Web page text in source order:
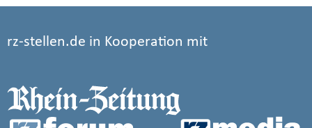
rz-stellen.de in Kooperation mit